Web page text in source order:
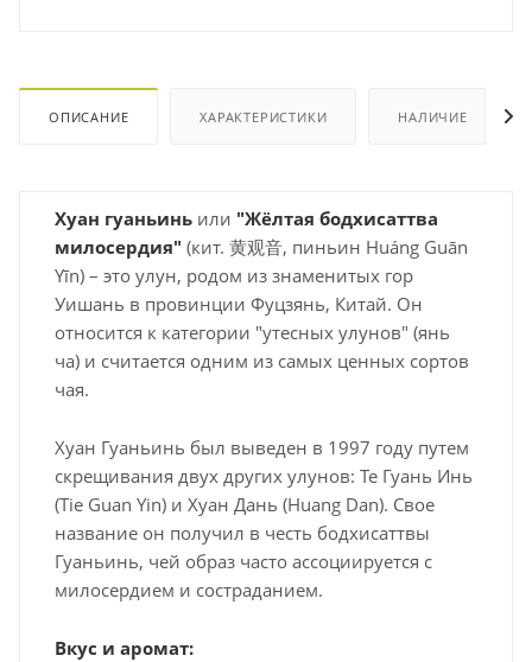
ОПИСАНИЕ ХАРАКТЕРИСТИКИ НАЛИЧИЕ
Хуан гуаньинь или "Жёлтая бодхисаттва
милосердия" (кит. 黄观音, пиньин Huáng Guān
Yīn) – это улун, родом из знаменитых гор
Уишань в провинции Фуцзянь, Китай. Он
относится к категории "утесных улунов" (янь
ча) и считается одним из самых ценных сортов
чая.
Хуан Гуаньинь был выведен в 1997 году путем
скрещивания двух других улунов: Те Гуань Инь
(Tie Guan Yin) и Хуан Дань (Huang Dan). Свое
название он получил в честь бодхисаттвы
Гуаньинь, чей образ часто ассоциируется с
милосердием и состраданием.
Вкус и аромат: